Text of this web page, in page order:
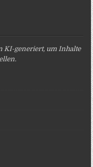
KI-generiert, um Inhalte